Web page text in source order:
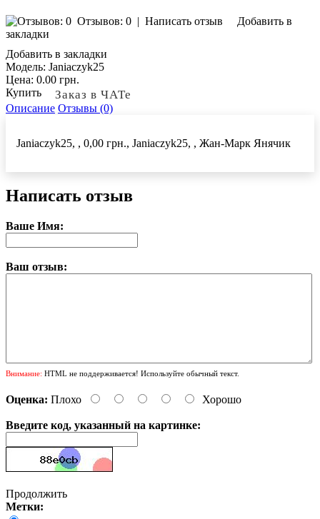
Отзывов: 0 | Написать отзыв
Добавить в
закладки
Добавить в закладки
Модель: Janiaczyk25
Цена: 0.00 грн.
Купить
Заказ в ЧАТе
Описание Отзывы (0)
Janiaczyk25, , 0,00 грн., Janiaczyk25, , Жан-Марк Янячик
Написать отзыв
Ваше Имя:
Ваш отзыв:
Внимание: HTML не поддерживается! Используйте обычный текст.
Оценка: Плохо Хорошо
Введите код, указанный на картинке:
Продолжить
Метки: